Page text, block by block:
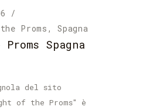
Proms ,Spagna
Spagna
del sito
of the Proms" è